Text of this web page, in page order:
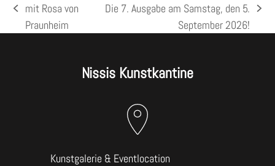
vorheriger
Beitrag:
mit Rosa von
Praunheim
Nächster
Beitrag:
Die 7. Ausgabe am Samstag, den 5.
September 2026!
Nissis Kunstkantine
Kunstgalerie & Eventlocation